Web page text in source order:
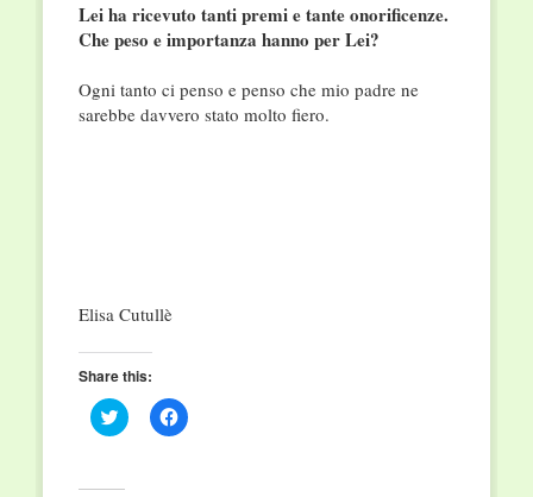
Lei ha ricevuto tanti premi e tante onorificenze.
Che peso e importanza hanno per Lei?
Ogni tanto ci penso e penso che mio padre ne
sarebbe davvero stato molto fiero.
Elisa Cutullè
Share this:
Click
to
(Opens
Click
to